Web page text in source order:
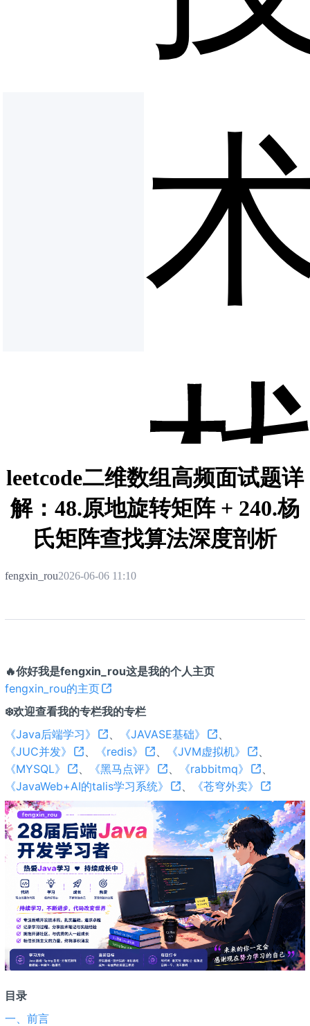
leetcode二维数组高频面试题详
解：48.原地旋转矩阵 + 240.杨
氏矩阵查找算法深度剖析
fengxin_rou2026-06-06 11:10
🔥你好我是fengxin_rou这是我的个人主页
fengxin_rou的主页
❄️欢迎查看我的专栏我的专栏
《Java后端学习》
、 《JAVASE基础》
、
《JUC并发》
、 《redis》 、 《JVM虚拟机》
、
《MYSQL》
、 《黑马点评》 、 《rabbitmq》
、
《JavaWeb+AI的talis学习系统》
、 《苍穹外卖》
目录
一、前言